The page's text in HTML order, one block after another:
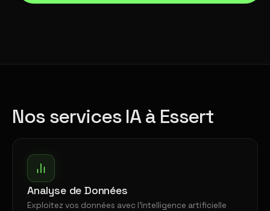
Nos services IA à Essert
Analyse de Données
Exploitez vos données avec l'intelligence artificielle